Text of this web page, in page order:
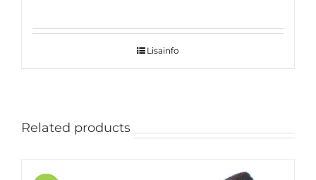
65.00 €.35.00 €.
Lisainfo
Related products